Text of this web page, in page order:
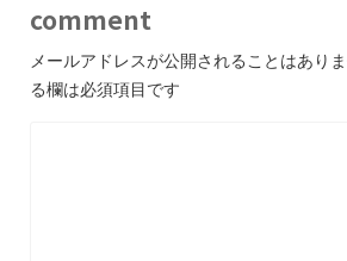
comment
メールアドレスが公開されることはありま
る欄は必須項目です